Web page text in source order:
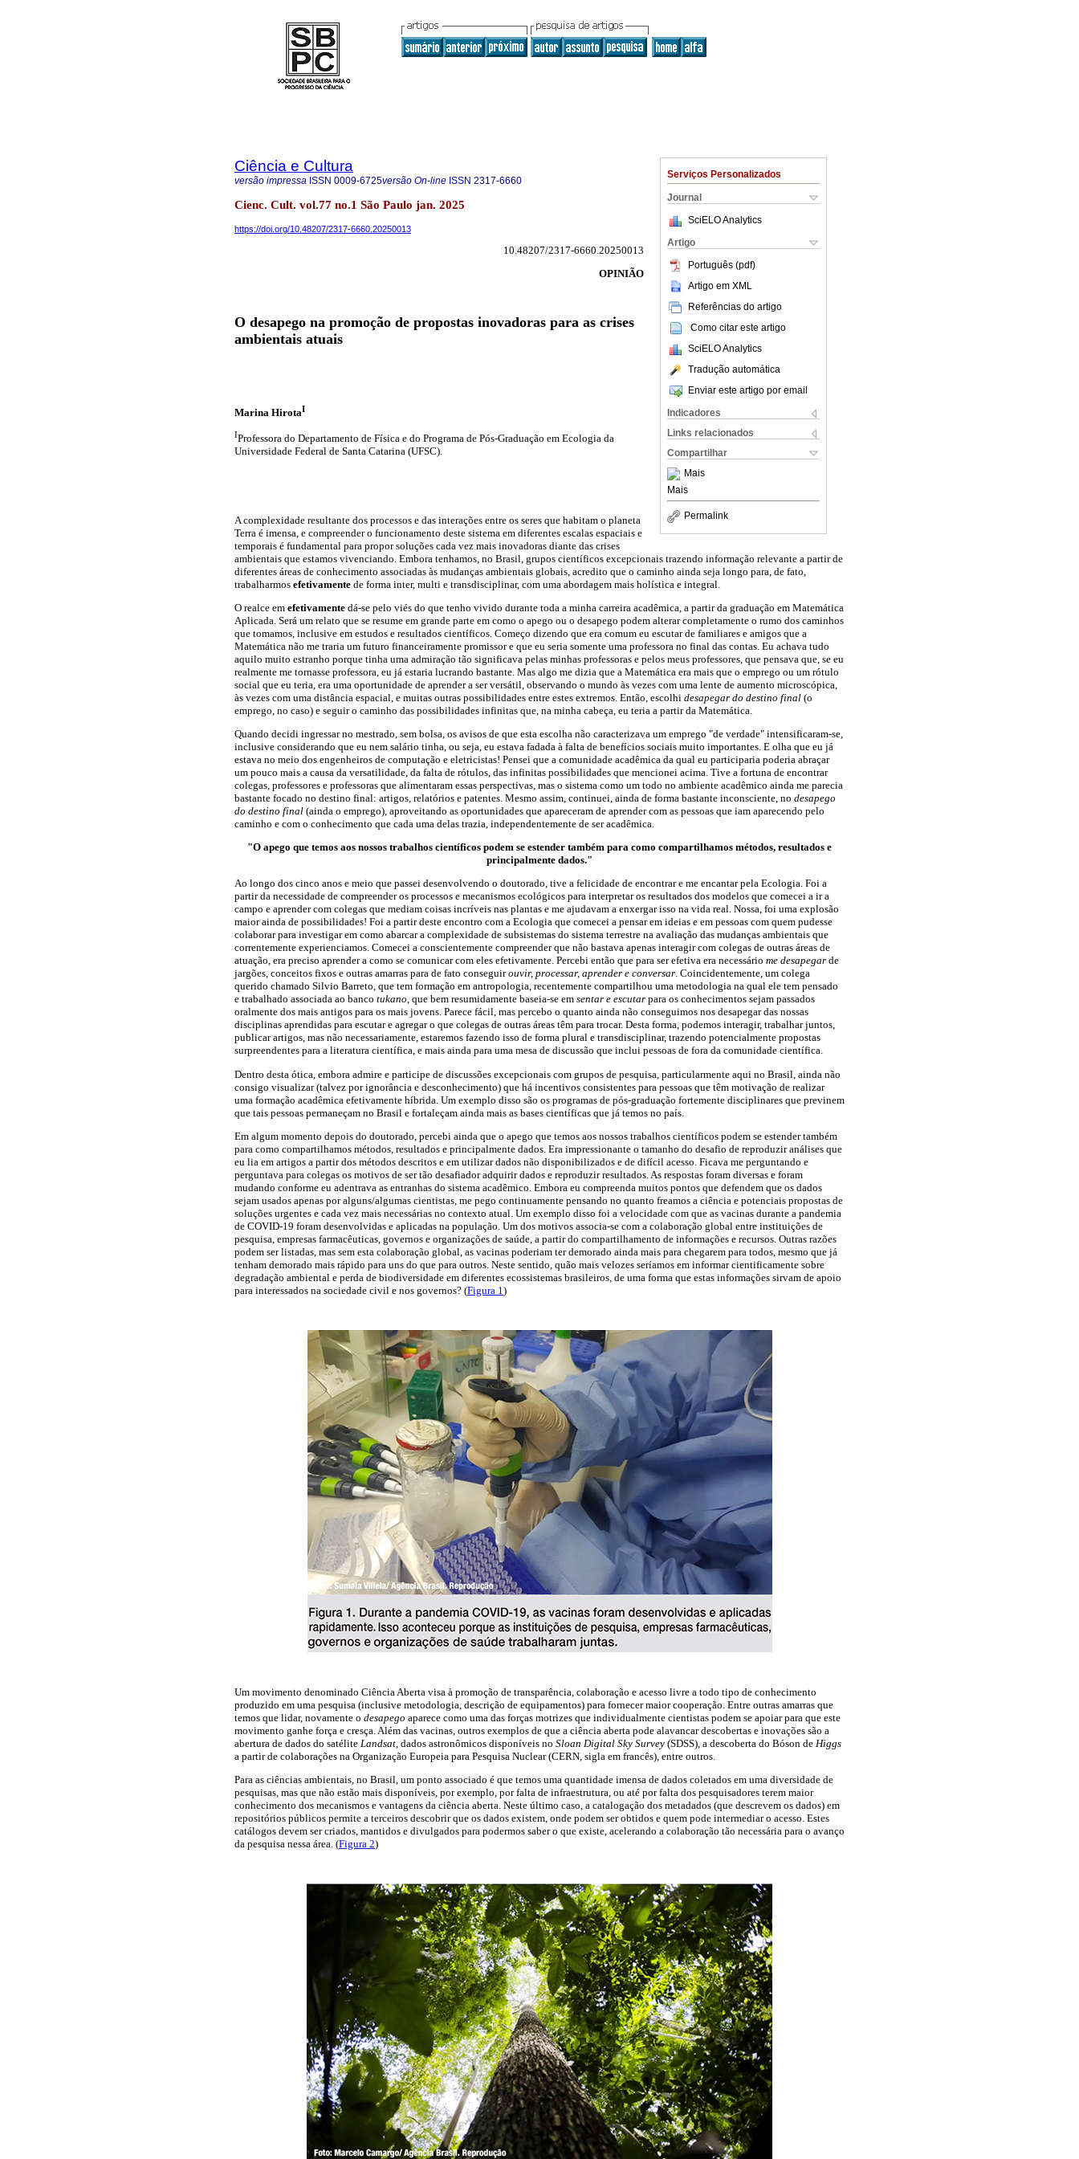
Serviços Personalizados
Journal
SciELO Analytics
Artigo
Português (pdf)
Artigo em XML
Referências do artigo
Como citar este artigo
SciELO Analytics
Tradução automática
Enviar este artigo por email
Indicadores
Links relacionados
Compartilhar
Mais
Mais
Permalink
Ciência e Cultura
versão impressa ISSN 0009-6725versão On-line ISSN 2317-6660
Cienc. Cult. vol.77 no.1 São Paulo jan. 2025
https://doi.org/10.48207/2317-6660.20250013
10.48207/2317-6660.20250013
OPINIÃO
O desapego na promoção de propostas inovadoras para as crises
ambientais atuais
Marina HirotaI
IProfessora do Departamento de Física e do Programa de Pós-Graduação em Ecologia da
Universidade Federal de Santa Catarina (UFSC).
A complexidade resultante dos processos e das interações entre os seres que habitam o planeta
Terra é imensa, e compreender o funcionamento deste sistema em diferentes escalas espaciais e
temporais é fundamental para propor soluções cada vez mais inovadoras diante das crises
ambientais que estamos vivenciando. Embora tenhamos, no Brasil, grupos científicos excepcionais trazendo informação relevante a partir de
diferentes áreas de conhecimento associadas às mudanças ambientais globais, acredito que o caminho ainda seja longo para, de fato,
trabalharmos efetivamente de forma inter, multi e transdisciplinar, com uma abordagem mais holística e integral.
O realce em efetivamente dá-se pelo viés do que tenho vivido durante toda a minha carreira acadêmica, a partir da graduação em Matemática
Aplicada. Será um relato que se resume em grande parte em como o apego ou o desapego podem alterar completamente o rumo dos caminhos
que tomamos, inclusive em estudos e resultados científicos. Começo dizendo que era comum eu escutar de familiares e amigos que a
Matemática não me traria um futuro financeiramente promissor e que eu seria somente uma professora no final das contas. Eu achava tudo
aquilo muito estranho porque tinha uma admiração tão significava pelas minhas professoras e pelos meus professores, que pensava que, se eu
realmente me tornasse professora, eu já estaria lucrando bastante. Mas algo me dizia que a Matemática era mais que o emprego ou um rótulo
social que eu teria, era uma oportunidade de aprender a ser versátil, observando o mundo às vezes com uma lente de aumento microscópica,
às vezes com uma distância espacial, e muitas outras possibilidades entre estes extremos. Então, escolhi desapegar do destino final (o
emprego, no caso) e seguir o caminho das possibilidades infinitas que, na minha cabeça, eu teria a partir da Matemática.
Quando decidi ingressar no mestrado, sem bolsa, os avisos de que esta escolha não caracterizava um emprego "de verdade" intensificaram-se,
inclusive considerando que eu nem salário tinha, ou seja, eu estava fadada à falta de benefícios sociais muito importantes. E olha que eu já
estava no meio dos engenheiros de computação e eletricistas! Pensei que a comunidade acadêmica da qual eu participaria poderia abraçar
um pouco mais a causa da versatilidade, da falta de rótulos, das infinitas possibilidades que mencionei acima. Tive a fortuna de encontrar
colegas, professores e professoras que alimentaram essas perspectivas, mas o sistema como um todo no ambiente acadêmico ainda me parecia
bastante focado no destino final: artigos, relatórios e patentes. Mesmo assim, continuei, ainda de forma bastante inconsciente, no desapego
do destino final (ainda o emprego), aproveitando as oportunidades que apareceram de aprender com as pessoas que iam aparecendo pelo
caminho e com o conhecimento que cada uma delas trazia, independentemente de ser acadêmica.
"O apego que temos aos nossos trabalhos científicos podem se estender também para como compartilhamos métodos, resultados e
principalmente dados."
Ao longo dos cinco anos e meio que passei desenvolvendo o doutorado, tive a felicidade de encontrar e me encantar pela Ecologia. Foi a
partir da necessidade de compreender os processos e mecanismos ecológicos para interpretar os resultados dos modelos que comecei a ir a
campo e aprender com colegas que mediam coisas incríveis nas plantas e me ajudavam a enxergar isso na vida real. Nossa, foi uma explosão
maior ainda de possibilidades! Foi a partir deste encontro com a Ecologia que comecei a pensar em ideias e em pessoas com quem pudesse
colaborar para investigar em como abarcar a complexidade de subsistemas do sistema terrestre na avaliação das mudanças ambientais que
correntemente experienciamos. Comecei a conscientemente compreender que não bastava apenas interagir com colegas de outras áreas de
atuação, era preciso aprender a como se comunicar com eles efetivamente. Percebi então que para ser efetiva era necessário me desapegar de
jargões, conceitos fixos e outras amarras para de fato conseguirouvir, processar, aprender e conversar. Coincidentemente, um colega
querido chamado Silvio Barreto, que tem formação em antropologia, recentemente compartilhou uma metodologia na qual ele tem pensado
e trabalhado associada ao banco tukano, que bem resumidamente baseia-se em sentar e escutar para os conhecimentos sejam passados
oralmente dos mais antigos para os mais jovens. Parece fácil, mas percebo o quanto ainda não conseguimos nos desapegar das nossas
disciplinas aprendidas para escutar e agregar o que colegas de outras áreas têm para trocar. Desta forma, podemos interagir, trabalhar juntos,
publicar artigos, mas não necessariamente, estaremos fazendo isso de forma plural e transdisciplinar, trazendo potencialmente propostas
surpreendentes para a literatura científica, e mais ainda para uma mesa de discussão que inclui pessoas de fora da comunidade científica.
Dentro desta ótica, embora admire e participe de discussões excepcionais com grupos de pesquisa, particularmente aqui no Brasil, ainda não
consigo visualizar (talvez por ignorância e desconhecimento) que há incentivos consistentes para pessoas que têm motivação de realizar
uma formação acadêmica efetivamente híbrida. Um exemplo disso são os programas de pós-graduação fortemente disciplinares que previnem
que tais pessoas permaneçam no Brasil e fortaleçam ainda mais as bases científicas que já temos no país.
Em algum momento depois do doutorado, percebi ainda que o apego que temos aos nossos trabalhos científicos podem se estender também
para como compartilhamos métodos, resultados e principalmente dados. Era impressionante o tamanho do desafio de reproduzir análises que
eu lia em artigos a partir dos métodos descritos e em utilizar dados não disponibilizados e de difícil acesso. Ficava me perguntando e
perguntava para colegas os motivos de ser tão desafiador adquirir dados e reproduzir resultados. As respostas foram diversas e foram
mudando conforme eu adentrava as entranhas do sistema acadêmico. Embora eu compreenda muitos pontos que defendem que os dados
sejam usados apenas por alguns/algumas cientistas, me pego continuamente pensando no quanto freamos a ciência e potenciais propostas de
soluções urgentes e cada vez mais necessárias no contexto atual. Um exemplo disso foi a velocidade com que as vacinas durante a pandemia
de COVID-19 foram desenvolvidas e aplicadas na população. Um dos motivos associa-se com a colaboração global entre instituições de
pesquisa, empresas farmacêuticas, governos e organizações de saúde, a partir do compartilhamento de informações e recursos. Outras razões
podem ser listadas, mas sem esta colaboração global, as vacinas poderiam ter demorado ainda mais para chegarem para todos, mesmo que já
tenham demorado mais rápido para uns do que para outros. Neste sentido, quão mais velozes seríamos em informar cientificamente sobre
degradação ambiental e perda de biodiversidade em diferentes ecossistemas brasileiros, de uma forma que estas informações sirvam de apoio
para interessados na sociedade civil e nos governos? (Figura 1 )
Um movimento denominado Ciência Aberta visa à promoção de transparência, colaboração e acesso livre a todo tipo de conhecimento
produzido em uma pesquisa (inclusive metodologia, descrição de equipamentos) para fornecer maior cooperação. Entre outras amarras que
temos que lidar, novamente o desapego aparece como uma das forças motrizes que individualmente cientistas podem se apoiar para que este
movimento ganhe força e cresça. Além das vacinas, outros exemplos de que a ciência aberta pode alavancar descobertas e inovações são a
abertura de dados do satélite Landsat , dados astronômicos disponíveis no Sloan Digital Sky Survey (SDSS), a descoberta do Bóson de Higgs
a partir de colaborações na Organização Europeia para Pesquisa Nuclear (CERN, sigla em francês), entre outros.
Para as ciências ambientais, no Brasil, um ponto associado é que temos uma quantidade imensa de dados coletados em uma diversidade de
pesquisas, mas que não estão mais disponíveis, por exemplo, por falta de infraestrutura, ou até por falta dos pesquisadores terem maior
conhecimento dos mecanismos e vantagens da ciência aberta. Neste último caso, a catalogação dos metadados (que descrevem os dados) em
repositórios públicos permite a terceiros descobrir que os dados existem, onde podem ser obtidos e quem pode intermediar o acesso. Estes
catálogos devem ser criados, mantidos e divulgados para podermos saber o que existe, acelerando a colaboração tão necessária para o avanço
da pesquisa nessa área. (Figura 2)